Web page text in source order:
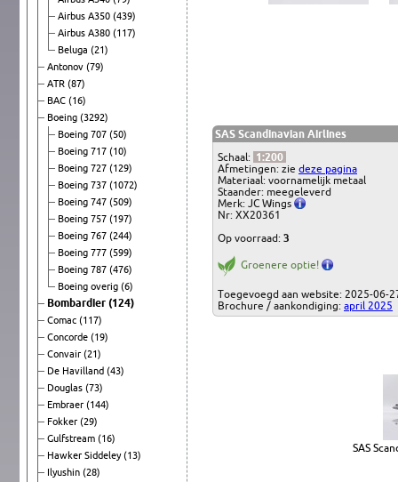
Airbus A350 (439)
Airbus A380 (117)
Beluga (21)
Antonov (79)
ATR (87)
BAC (16)
Boeing (3292)
Boeing 707 (50)
Boeing 717 (10)
Boeing 727 (129)
Boeing 737 (1072)
Boeing 747 (509)
Boeing 757 (197)
Boeing 767 (244)
Boeing 777 (599)
Boeing 787 (476)
Boeing overig (6)
Bombardier (124)
Comac (117)
Concorde (19)
Convair (21)
De Havilland (43)
Douglas (73)
Embraer (144)
Fokker (29)
Gulfstream (16)
Hawker Siddeley(13)
Ilyushin (28)
SAS Scandinavian Airlines
Schaal: 1:200
Afmetingen: zie deze pagina
Materiaal: voornamelijk metaal
Staander: meegeleverd
Merk: JC Wings
Nr: XX20361
Op voorraad: 3
Groenere optie!
Toegevoegd aan website: 2025-06-
Brochure / aankondiging: april 2025
SAS